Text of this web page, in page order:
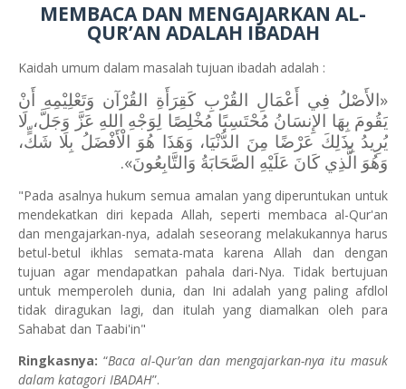
MEMBACA DAN MENGAJARKAN AL-
QUR’AN ADALAH IBADAH
Kaidah umum dalam masalah tujuan ibadah adalah :
«الأَصْلُ فِي أَعْمَالِ القُرْبِ كَقِرَأَةِ القُرْآن وَتَعْلِيْمِهِ أَنْ
يَقُومَ بِهَا الإِنسَانُ مُحْتَسِبًا مُخْلِصًا لِوَجْهِ اللهِ عَزَّ وَجَلَّ، لَا
يُرِيدُ بِذَلِكَ عَرْضًا مِنَ الدُّنْيَا، وَهَذَا هُوَ الْأَفْضَلُ بِلَا شَكٍّ،
وَهُوَ الَّذِي كَانَ عَلَيْهِ الصَّحَابَةُ وَالتَّابِعُونَ».
"Pada asalnya hukum semua amalan yang diperuntukan untuk
mendekatkan diri kepada Allah, seperti membaca al-Qur'an
dan mengajarkan-nya, adalah seseorang melakukannya harus
betul-betul ikhlas semata-mata karena Allah dan dengan
tujuan agar mendapatkan pahala dari-Nya. Tidak bertujuan
untuk memperoleh dunia, dan Ini adalah yang paling afdlol
tidak diragukan lagi, dan itulah yang diamalkan oleh para
Sahabat dan Taabi'in"
Ringkasnya: “Baca al-Qur’an dan mengajarkan-nya itu masuk
dalam katagori IBADAH”.